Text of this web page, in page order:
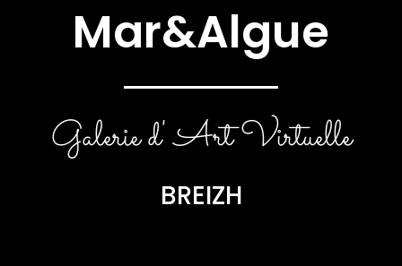
Mar&Algue
Galerie d' Art Virtuelle
BREIZH